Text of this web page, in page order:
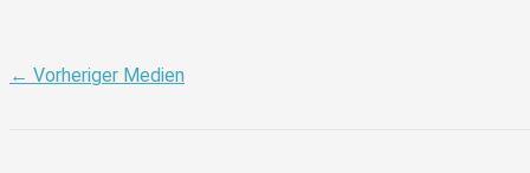
← Vorheriger Medien